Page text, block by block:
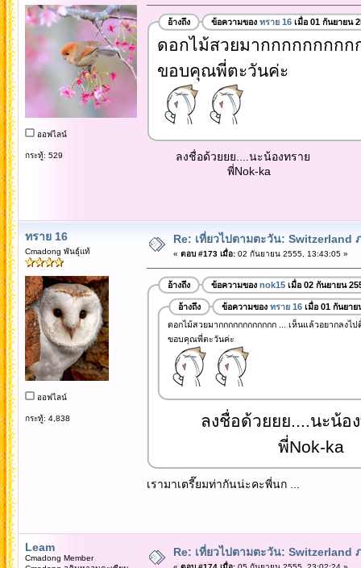
ออฟไลน์
กระทู้: 529
อ้างถึง ข้อความของ ทราย 16เมื่อ 01 กันยายน
ดอกไม้สวยมากกกกกกกกก
ขอบคุณพี่ตะวันค่ะ
ลงชื่อด้วยยย....นะน้องทราย
พี่Nok-ka
ทราย 16
Cmadong พันธุ์แท้
ออฟไลน์
กระทู้: 4,838
Re: เที่ยวไปตามตะวัน: Switzerland
« ตอบ #173 เมื่อ:02 กันยายน 2555, 13:43:05 »
อ้างถึง ข้อความของ nok15เมื่อ 02 กันยายน
อ้างถึง ข้อความของ ทราย 16เมื่อ 01 กันยาย
ดอกไม้สวยมากกกกกกกกกกกก ... เห็นแล้วอยากลงไ
ขอบคุณพี่ตะวันค่ะ
ลงชื่อด้วยยย....นะน้อง
พี่Nok-ka
เรามาเตรี๊ยมท่ากันน่ะคะพี่นก ...
Leam
Cmadong Member
Re: เที่ยวไปตามตะวัน: Switzerland